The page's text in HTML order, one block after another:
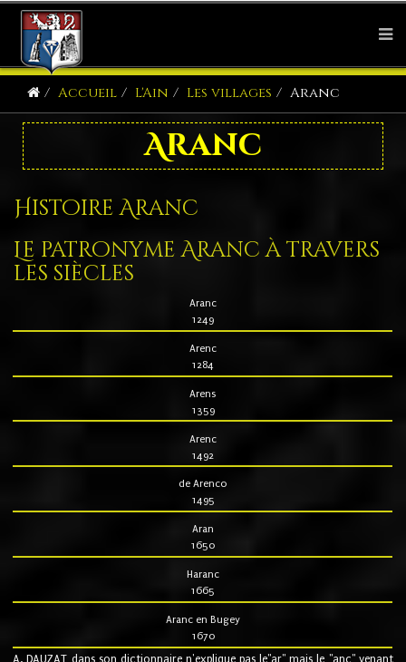
Accueil L'Ain Les villages Aranc
Aranc
Histoire Aranc
Le patronyme Aranc à travers
les siècles
Aranc
1249
Arenc
1284
Arens
1359
Arenc
1492
de Arenco
1495
Aran
1650
Haranc
1665
Aranc en Bugey
1670
A. DAUZAT dans son dictionnaire n'explique pas le"ar" mais le "anc" venant